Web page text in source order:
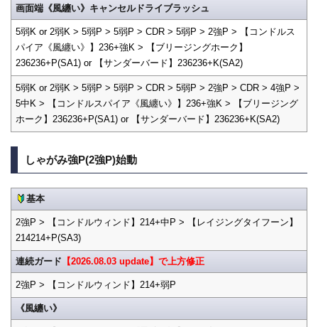
画面端《風纏い》キャンセルドライブラッシュ
5弱K or 2弱K > 5弱P > 5弱P > CDR > 5弱P > 2強P > 【コンドルス
パイア《風纏い》】236+強K > 【ブリージングホーク】
236236+P(SA1) or 【サンダーバード】236236+K(SA2)
5弱K or 2弱K > 5弱P > 5弱P > CDR > 5弱P > 2強P > CDR > 4強P >
5中K > 【コンドルスパイア《風纏い》】236+強K > 【ブリージング
ホーク】236236+P(SA1) or 【サンダーバード】236236+K(SA2)
しゃがみ強P(2強P)始動
基本
2強P > 【コンドルウィンド】214+中P > 【レイジングタイフーン】
214214+P(SA3)
連続ガード 【2026.08.03 update】で上方修正
2強P > 【コンドルウィンド】214+弱P
《風纏い》